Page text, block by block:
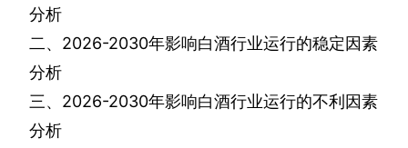
分析
二、 2026-2030年影响白酒行业运行的稳定因素
分析
三、 2026-2030年影响白酒行业运行的不利因素
分析